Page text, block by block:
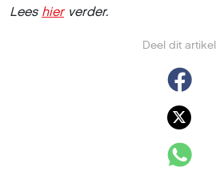
Deel dit artikel
Lees hierverder.